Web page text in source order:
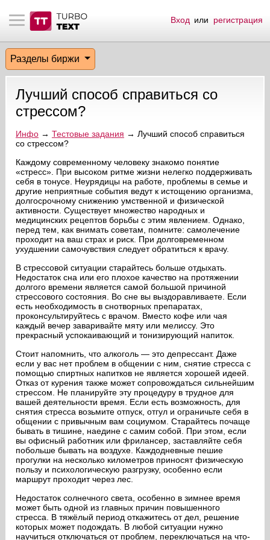
материалы
биржи
пользователи
эфир
на сайте
пользователей
сообщения
по форуму
Вход или регистрация
Разделы биржи
Лучший способ справиться со
стрессом?
Инфо→ Тестовые задания → Лучший способ справиться
со стрессом?
Каждому современному человеку знакомо понятие
«стресс». При высоком ритме жизни нелегко поддерживать
себя в тонусе. Неурядицы на работе, проблемы в семье и
другие неприятные события ведут к истощению организма,
долгосрочному снижению умственной и физической
активности. Существует множество народных и
медицинских рецептов борьбы с этим явлением. Однако,
перед тем, как внимать советам, помните: самолечение
проходит на ваш страх и риск. При долговременном
ухудшении самочувствия следует обратиться к врачу.
В стрессовой ситуации старайтесь больше отдыхать.
Недостаток сна или его плохое качество на протяжении
долгого времени является самой большой причиной
стрессового состояния. Во сне вы выздоравливаете. Если
есть необходимость в снотворных препаратах,
проконсультируйтесь с врачом. Вместо кофе или чая
каждый вечер заваривайте мяту или мелиссу. Это
прекрасный успокаивающий и тонизирующий напиток.
Стоит напомнить, что алкоголь — это депрессант. Даже
если у вас нет проблем в общении с ним, снятие стресса с
помощью спиртных напитков не является хорошей идеей.
Отказ от курения также может сопровождаться сильнейшим
стрессом. Не планируйте эту процедуру в трудное для
вашей деятельности время. Если есть возможность, для
снятия стресса возьмите отпуск, отгул и ограничьте себя в
общении с привычным вам социумом. Старайтесь почаще
бывать в тишине, наедине с самим собой. При этом, если
вы офисный работник или фрилансер, заставляйте себя
побольше бывать на воздухе. Каждодневные пешие
прогулки на несколько километров приносят физическую
пользу и психологическую разгрузку, особенно если
маршрут проходит через лес.
Недостаток солнечного света, особенно в зимнее время
может быть одной из главных причин повышенного
стресса. В тяжёлый период откажитесь от дел, решение
которых может подождать. В любой ситуации нужно
научиться отключаться от проблем, переключаться на что-